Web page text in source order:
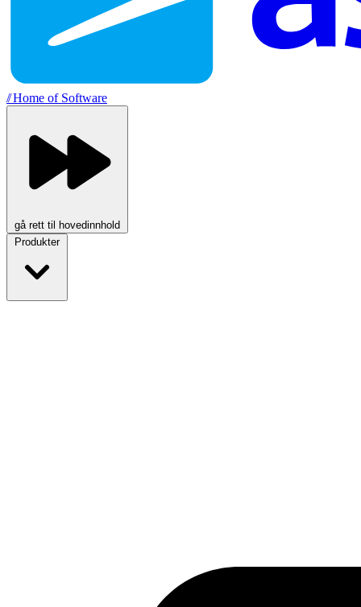
//Home of Software
gå rett til hovedinnhold
Produkter